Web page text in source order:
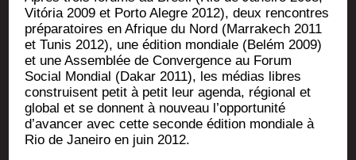
Vitó­ria 2009 et Por­to Alegre 2012), deux ren­contres
pré­pa­ra­toires en Afrique du Nord (Mar­ra­kech 2011
et Tunis 2012), une édi­tion mon­diale (Belém 2009)
et une Assem­blée de Conver­gence au Forum
Social Mon­dial (Dakar 2011), les médias libres
construisent petit à petit leur agen­da, régio­nal et
glo­bal et se donnent à nou­veau l’opportunité
d’avancer avec cette seconde édi­tion mon­diale à
Rio de Janei­ro en juin 2012.